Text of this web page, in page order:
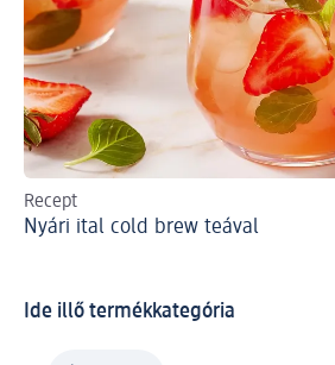
Recept
Nyári ital cold brew teával
Ide illő termékkategória